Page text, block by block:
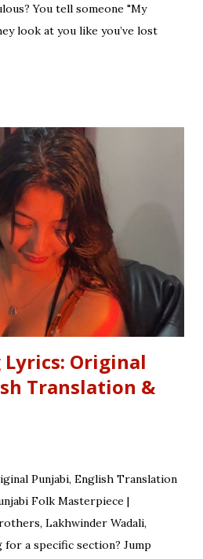
You tell someone "My
look at you like you’ve lost
Dancing"! Learn the correct
Hindi idioms before your
struggled to find the
ek lohaar ki." We are here to
for all. Whether you are a
RBI Rajbhasha Adhikari Salary
Vidyapati...
Lyrics: Original
Translation &
Punjabi, English Translation
Folk Masterpiece |
Lakhwinder Wadali,
a specific section? Jump